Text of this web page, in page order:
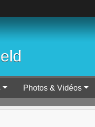
Photos & Vidéos